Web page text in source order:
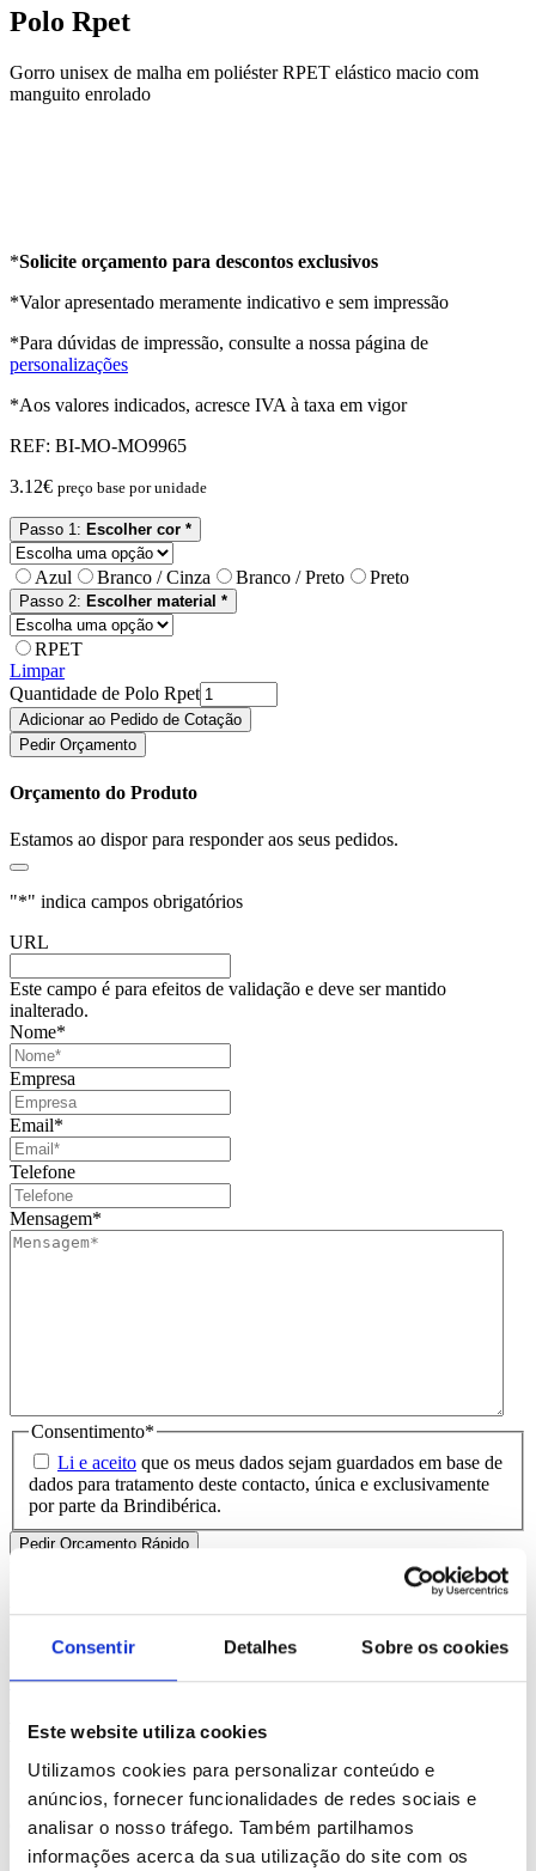
Consentir Detalhes Sobre os cookies
Este website utiliza cookies
Utilizamos cookies para personalizar conteúdo e
anúncios, fornecer funcionalidades de redes sociais e
analisar o nosso tráfego. Também partilhamos
informações acerca da sua utilização do site com os
Polo Rpet
Gorro unisex de malha em poliéster RPET elástico macio com
manguito enrolado
*Solicite orçamento para descontos exclusivos
*Valor apresentado meramente indicativo e sem impressão
*Para dúvidas de impressão, consulte a nossa página de
personalizações
*Aos valores indicados, acresce IVA à taxa em vigor
REF: BI-MO-MO9965
3.12€ preço base por unidade
Passo 1: Escolher cor *
Azul Branco / Cinza Branco / Preto Preto
Passo 2: Escolher material *
RPET
Limpar
Quantidade de Polo Rpet
Adicionar ao Pedido de Cotação
Pedir Orçamento
Orçamento do Produto
Estamos ao dispor para responder aos seus pedidos.
"*" indica campos obrigatórios
URL
Este campo é para efeitos de validação e deve ser mantido
inalterado.
Nome*
Empresa
Email*
Telefone
Mensagem*
Consentimento*
Li e aceito que os meus dados sejam guardados em base de
dados para tratamento deste contacto, única e exclusivamente
por parte da Brindibérica.
Produtos Relacionados
Comprar
Blass
REF. BI-PS-99409
desde 3.89€